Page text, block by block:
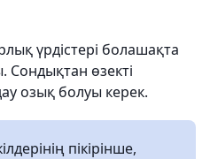
үрдістері болашақта
өзекті
озық болуы керек.
пікірінше,